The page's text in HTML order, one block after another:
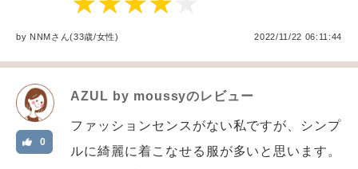
by NNMさん(33歳/女性) 2022/11/22 06:11:44
AZUL by moussyのレビュー
0
ファッションセンスがない私ですが、シンプ
ルに綺麗に着こなせる服が多いと思います。